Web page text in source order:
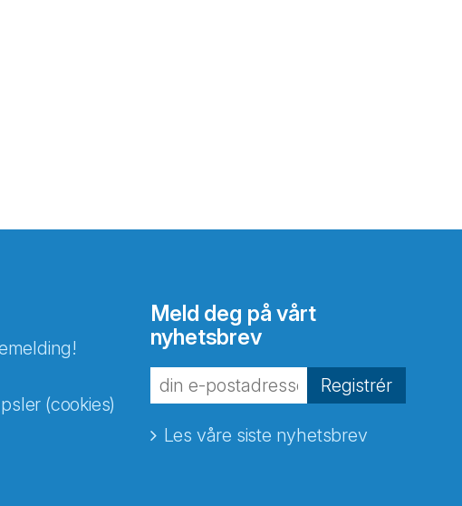
(cookies)
Meld deg på vårt
nyhetsbrev
Registrér
Les våre siste nyhetsbrev